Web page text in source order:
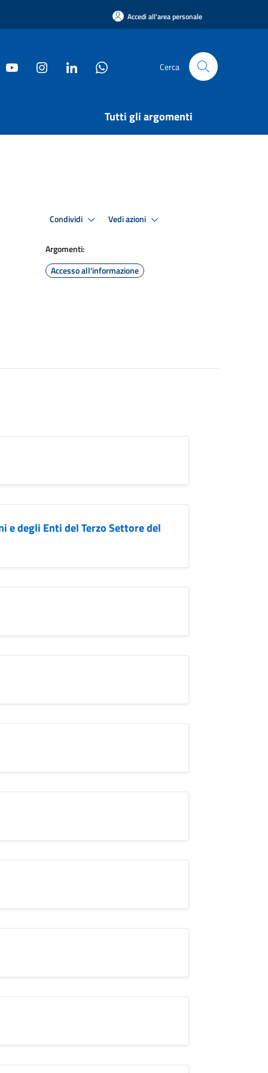
Accedi all'area personale
Cerca
Tutti gli argomenti
Condividi Vedi azioni
Argomenti:
Accesso all'informazione
e degli Enti del Terzo Settore del